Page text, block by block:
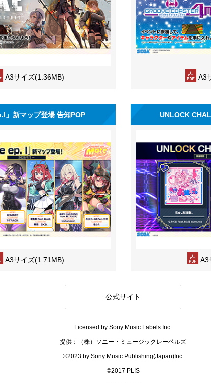
A3サイズ(1.36MB) A3
」新マップ登場 告知POP
A3サイズ(1.71MB)
UNLOCK
A3
公式サイト
Licensed by Sony Music Labels Inc.
提供：（株）ソニー・ミュージックレーベルズ
©2023 by Sony Music Publishing(Japan)Inc.
©2017 PL!S